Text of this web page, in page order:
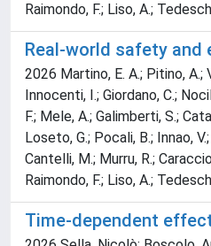
Raimondo, F.; Liso, A.;
Real-world safety and
2026 Martino, E. A.; Pitino, A.;
Innocenti, I.; Giordano, C.;
F.; Mele, A.; Galimberti, S.;
Loseto, G.; Pocali, B.; Innao,
Cantelli, M.; Murru, R.;
Raimondo, F.; Liso, A.;
Time-dependent